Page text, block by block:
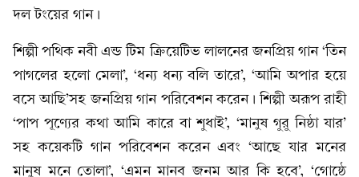
দল টংয়ের গান।
শিল্পী পথিক নবী এন্ড টিম ক্রিয়েটিভ লালনের জনপ্রিয় গান ‘তিন
পাগলের হলো মেলা’, ‘ধন্য ধন্য বলি তারে’, ‘আমি অপার হয়ে
বসে আছি’সহ জনপ্রিয় গান পরিবেশন করেন। শিল্পী অরূপ রাহী
‘পাপ পূণ্যের কথা আমি কারে বা শুধাই’, ‘মানুষ গুরু নিষ্ঠা যার’
সহ কয়েকটি গান পরিবেশন করেন এবং ‘আছে যার মনের
মানুষ মনে তোলা’, ‘এমন মানব জনম আর কি হবে’, ‘গোষ্ঠে